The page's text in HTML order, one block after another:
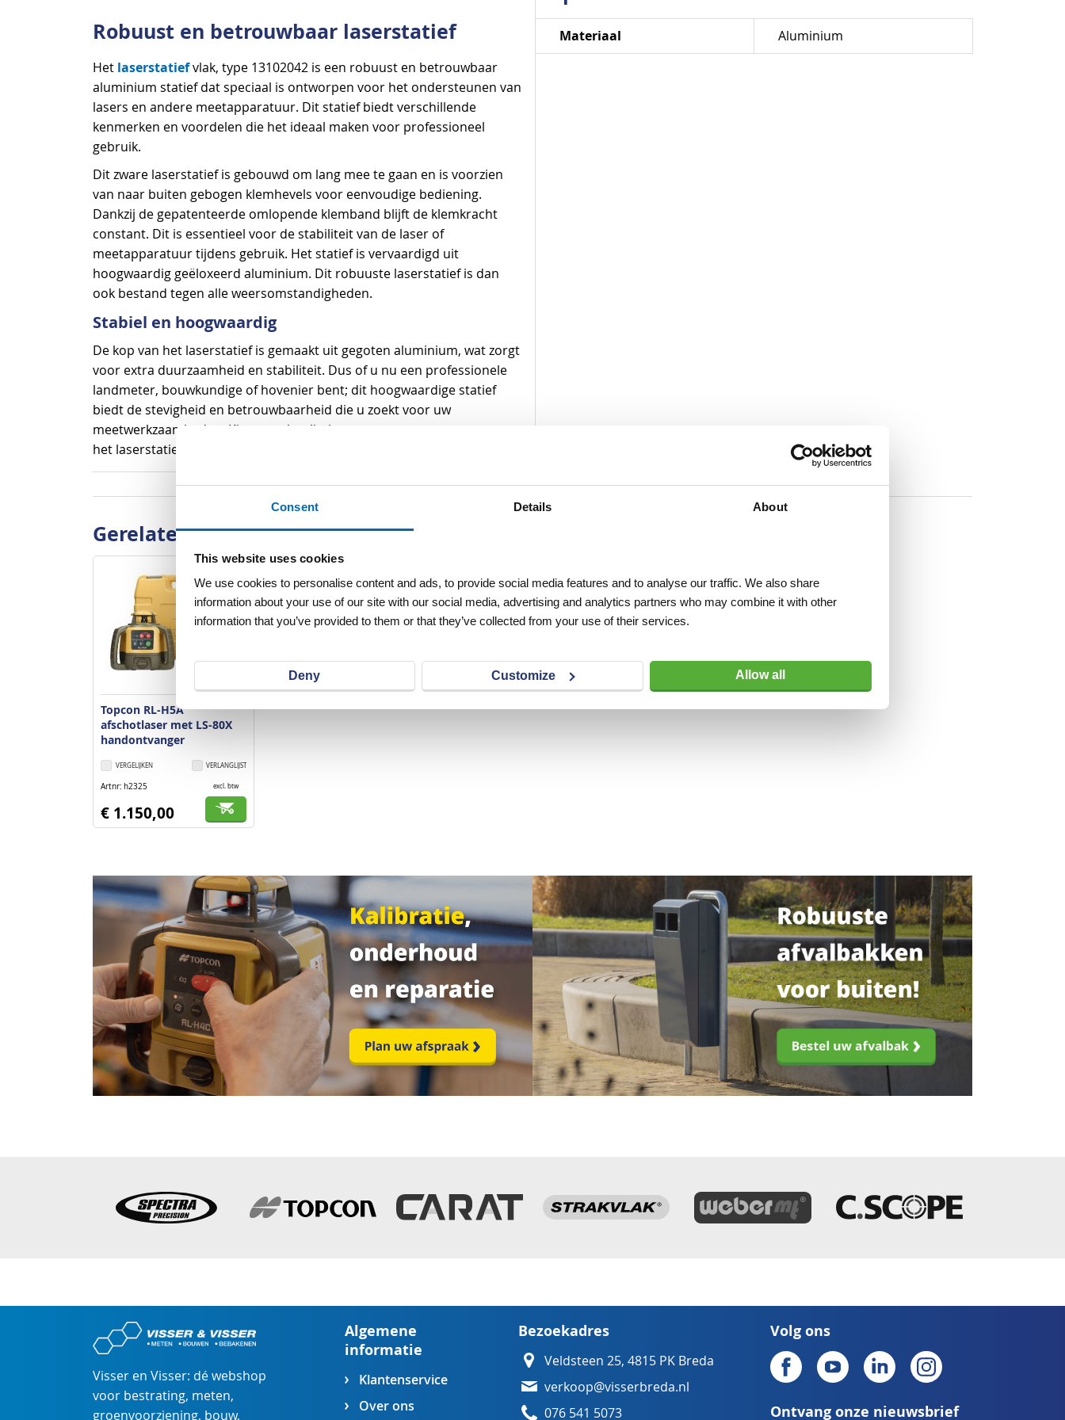
Consent Details About
This website uses cookies
We use cookies to personalise content and ads, to provide social media features and to analyse our traffic. We also share
information about your use of our site with our social media, advertising and analytics partners who may combine it with other
information that you’ve provided to them or that they’ve collected from your use of their services.
Deny Customize Allow all
van
afbeeldingen-
gallerij
Robuust en betrouwbaar laserstatief
Het laserstatiefvlak, type 13102042 is een robuust en betrouwbaar
aluminium statief dat speciaal is ontworpen voor het ondersteunen van
lasers en andere meetapparatuur. Dit statief biedt verschillende
kenmerken en voordelen die het ideaal maken voor professioneel
gebruik.
Dit zware laserstatief is gebouwd om lang mee te gaan en is voorzien
van naar buiten gebogen klemhevels voor eenvoudige bediening.
Dankzij de gepatenteerde omlopende klemband blijft de klemkracht
constant. Dit is essentieel voor de stabiliteit van de laser of
meetapparatuur tijdens gebruik. Het statief is vervaardigd uit
hoogwaardig geëloxeerd aluminium. Dit robuuste laserstatief is dan
ook bestand tegen alle weersomstandigheden.
Stabiel en hoogwaardig
De kop van het laserstatief is gemaakt uit gegoten aluminium, wat zorgt
voor extra duurzaamheid en stabiliteit. Dus of u nu een professionele
landmeter, bouwkundige of hovenier bent; dit hoogwaardige statief
biedt de stevigheid en betrouwbaarheid die u zoekt voor uw
meetwerkzaamheden. Kies voor kwaliteit en vertrouw op
het laserstatief 1 Alu Vlak Type 13102042 van Visser & Visser Breda.
Specificaties
Materiaal Aluminium
Gerelateerde producten
Topcon RL-H5A
afschotlaser met LS-80X
handontvanger
VERLANGLIJST
VERGELIJKEN
Artnr h2325 excl. btw
€ 1.150,00
Visser en Visser: dé webshop
voor bestrating, meten,
groenvoorziening, bouw,
Algemene
informatie
Klantenservice
Over ons
Bezoekadres
Veldsteen 25, 4815 PK Breda
verkoop@visserbreda.nl
076 541 5073
Volg ons
Ontvang onze nieuwsbrief